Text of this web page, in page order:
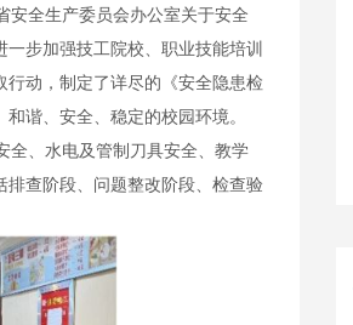
安全生产委员会办公室关于安全
步加强技工院校、职业技能培训
动，制定了详尽的《安全隐患检
谐、安全、稳定的校园环境。
全、水电及管制刀具安全、教学
查阶段、问题整改阶段、检查验